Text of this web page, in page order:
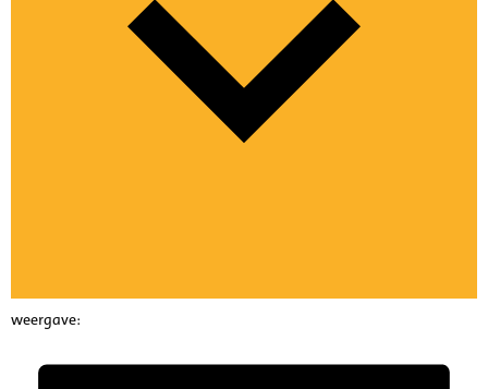
weergave: